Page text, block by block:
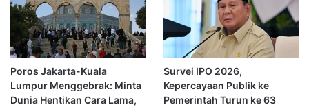
Poros Jakarta-Kuala
Lumpur Menggebrak: Minta
Dunia Hentikan Cara Lama,
Survei IPO 2026,
Kepercayaan Publik ke
Pemerintah Turun ke 63